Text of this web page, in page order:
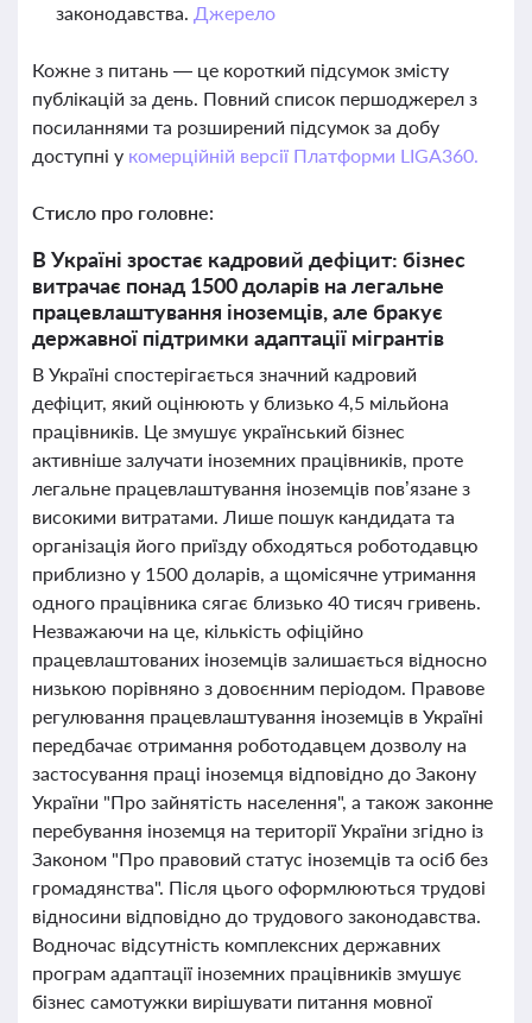
законодавства. Джерело
Кожне з питань — це короткий підсумок змісту
публікацій за день. Повний список першоджерел з
посиланнями та розширений підсумок за добу
доступні у комерційній версії Платформи LIGA360.
Стисло про головне:
В Україні зростає кадровий дефіцит: бізнес
витрачає понад 1500 доларів на легальне
працевлаштування іноземців, але бракує
державної підтримки адаптації мігрантів
В Україні спостерігається значний кадровий
дефіцит, який оцінюють у близько 4,5 мільйона
працівників. Це змушує український бізнес
активніше залучати іноземних працівників, проте
легальне працевлаштування іноземців пов’язане з
високими витратами. Лише пошук кандидата та
організація його приїзду обходяться роботодавцю
приблизно у 1500 доларів, а щомісячне утримання
одного працівника сягає близько 40 тисяч гривень.
Незважаючи на це, кількість офіційно
працевлаштованих іноземців залишається відносно
низькою порівняно з довоєнним періодом. Правове
регулювання працевлаштування іноземців в Україні
передбачає отримання роботодавцем дозволу на
застосування праці іноземця відповідно до Закону
України "Про зайнятість населення", а також законне
перебування іноземця на території України згідно із
Законом "Про правовий статус іноземців та осіб без
громадянства". Після цього оформлюються трудові
відносини відповідно до трудового законодавства.
Водночас відсутність комплексних державних
програм адаптації іноземних працівників змушує
бізнес самотужки вирішувати питання мовної